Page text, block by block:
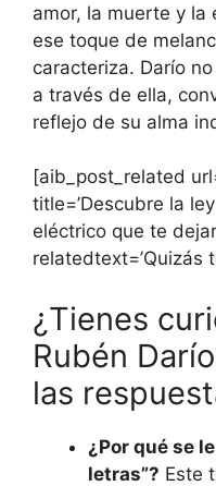
amor, la muerte y la
ese toque de
caracteriza. Darío
a través de ella,
reflejo de su alma
[aib_post_related
title=’Descubre la
eléctrico que te
relatedtext=’Quizás
¿Tienes
Rubén
las
¿Por qué se
letras”? Este